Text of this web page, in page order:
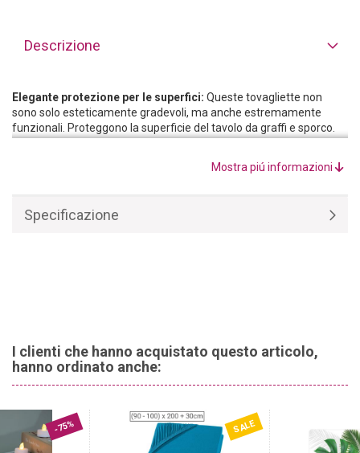
Descrizione
Elegante protezione per le superfici: Queste tovagliette non
sono solo esteticamente gradevoli, ma anche estremamente
funzionali. Proteggono la superficie del tavolo da graffi e sporco.
un‘atmosfera calda e invitante. L‘aspetto elegante conferisce alle
Nessun problema se qualcosa va storto:
per un look complessivo armonioso.
Mostra piú informazioni
Specificazione
I clienti che hanno acquistato questo articolo,
hanno ordinato anche:
-75% SALE